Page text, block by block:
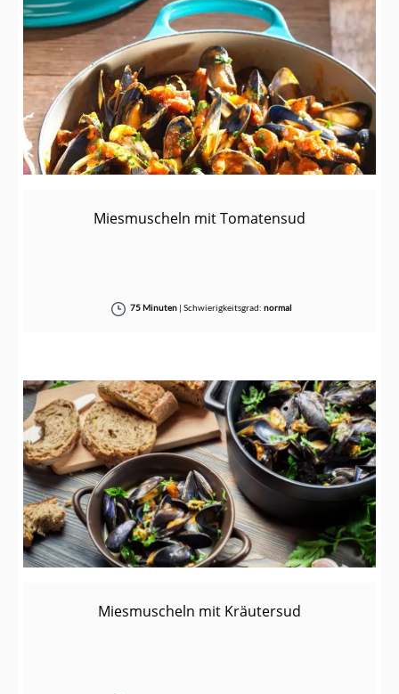
Miesmuscheln mit Tomatensud
75 Minuten| Schwierigkeitsgrad: normal
Miesmuscheln mit Kräutersud